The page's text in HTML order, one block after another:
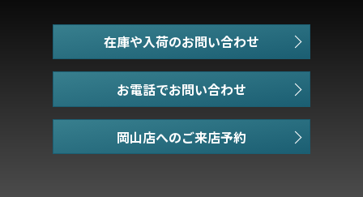
在庫や入荷のお問い合わせ
お電話でお問い合わせ